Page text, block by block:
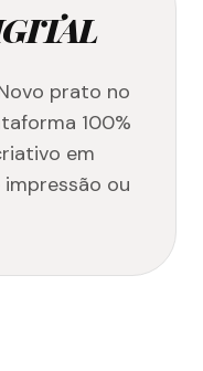
prato no
100%
em
ou